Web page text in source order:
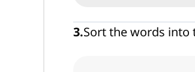
3.Sort the words into